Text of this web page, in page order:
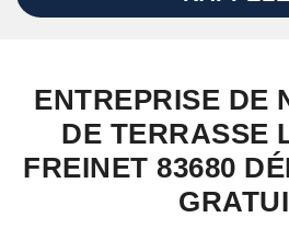
ENTREPRISE DE
DE TERRASSE
FREINET 83680